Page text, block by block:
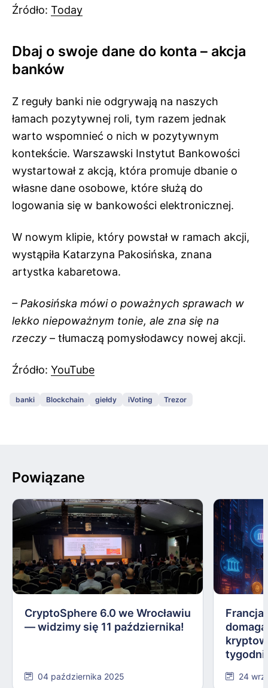
Źródło: Today
Dbaj o swoje dane do konta – akcja
banków
Z reguły banki nie odgrywają na naszych
łamach pozytywnej roli, tym razem jednak
warto wspomnieć o nich w pozytywnym
kontekście. Warszawski Instytut Bankowości
wystartował z akcją, która promuje dbanie o
własne dane osobowe, które służą do
logowania się w bankowości elektronicznej.
W nowym klipie, który powstał w ramach akcji,
wystąpiła Katarzyna Pakosińska, znana
artystka kabaretowa.
– Pakosińska mówi o poważnych sprawach w
lekko niepoważnym tonie, ale zna się na
rzeczy – tłumaczą pomysłodawcy nowej akcji.
Źródło: YouTube
banki Blockchain giełdy iVoting Trezor
Powiązane
CryptoSphere 6.0 we Wrocławiu
— widzimy się 11 października!
04 października 2025 24